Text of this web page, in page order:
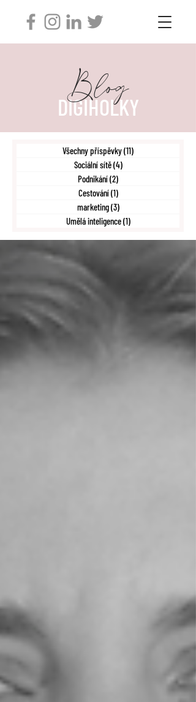
DIGIHOLKY
Blog
Všechny příspěvky(11)
Sociální sítě(4)4 příspěvky
Podnikání(2)
Cestování(1)1 příspěvek
marketing(3)3 příspěvky
Umělá inteligence(1)1 příspěvek